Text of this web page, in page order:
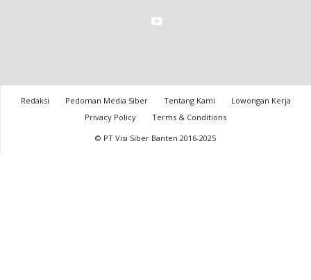
Redaksi Pedoman Media Siber Tentang Kami
Lowongan Kerja
Privacy Policy
Terms & Conditions
© PT Visi Siber Banten 2016-2025